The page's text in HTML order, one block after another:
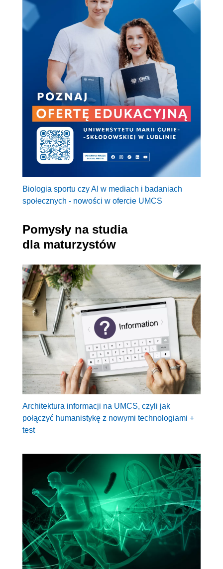
Biologia sportu czy AI w mediach i badaniach
społecznych - nowości w ofercie UMCS
Pomysły na studia
dla maturzystów
Architektura informacji na UMCS, czyli jak
połączyć humanistykę z nowymi technologiami +
test